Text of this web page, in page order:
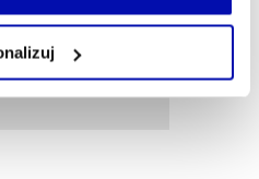
lub po wybraniu opcji